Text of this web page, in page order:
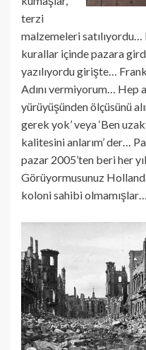
terzi
malzemeleri satılıyordu…
kurallar içinde pazara
yazılıyordu girişte…
Adını vermiyorum… Hep
yürüyüşünden ölçüsünü
gerek yok’ veya ‘Ben
kalitesini anlarım’ der…
pazar 2005’ten beri her
Görüyormusunuz
koloni sahibi olmamışlar…